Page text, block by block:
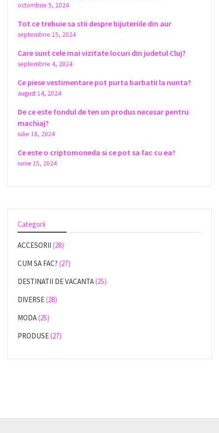
octombrie 5, 2024
Tot ce trebuie sa stii despre bijuteriile din aur
septembrie 15, 2024
Care sunt cele mai vizitate locuri din judetul Cluj?
septembrie 4, 2024
Ce piese vestimentare pot purta barbatii la nunta?
august 14, 2024
De ce este fondul de ten un produs necesar pentru
machiaj?
iulie 18, 2024
Ce este o criptomoneda si ce pot sa fac cu ea?
iunie 15, 2024
Categorii
ACCESORII (28)
CUM SA FAC? (27)
DESTINATII DE VACANTA(25)
DIVERSE(28)
MODA(25)
PRODUSE(27)